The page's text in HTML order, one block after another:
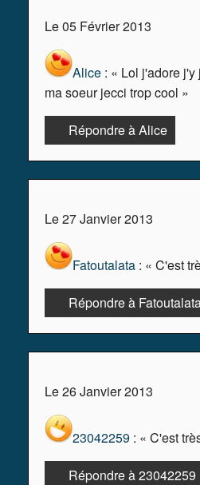
Le 05 Février 2013
Alice : « Lol j'adore
ma soeur jecci trop cool »
Répondre à Alice
Le 27 Janvier 2013
Fatoutalata : « C'est
Répondre à
Le 26 Janvier 2013
23042259 : « C'est
Répondre à 23042259